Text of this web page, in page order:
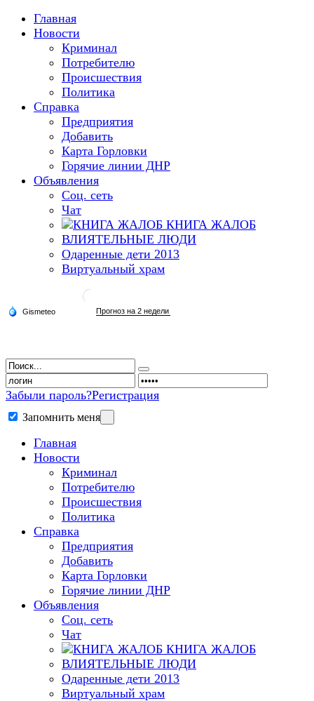
Главная
Новости
Криминал
Потребителю
Происшествия
Политика
Справка
Предприятия
Добавить
Карта Горловки
Горячие линии ДНР
Объявления
Соц. сеть
Чат
КНИГА ЖАЛОБ
ВЛИЯТЕЛЬНЫЕ ЛЮДИ
Одаренные дети 2013
Виртуальный храм
Забыли пароль?Регистрация
Запомнить меня
Главная
Новости
Криминал
Потребителю
Происшествия
Политика
Справка
Предприятия
Добавить
Карта Горловки
Горячие линии ДНР
Объявления
Соц. сеть
Чат
КНИГА ЖАЛОБ
ВЛИЯТЕЛЬНЫЕ ЛЮДИ
Одаренные дети 2013
Виртуальный храм